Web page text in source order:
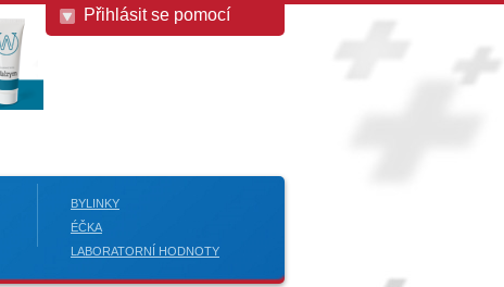
Přihlásit se pomocí
BYLINKY
ÉČKA
LABORATORNÍ HODNOTY